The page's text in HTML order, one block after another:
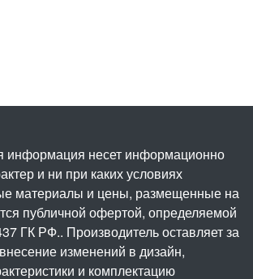
информация несет информационно
и ни при каких условиях
материалы и цены, размещенные на
публичной офертой, определяемой
ГК РФ.. Производитель оставляет за
изменений в дизайн,
и комплектацию